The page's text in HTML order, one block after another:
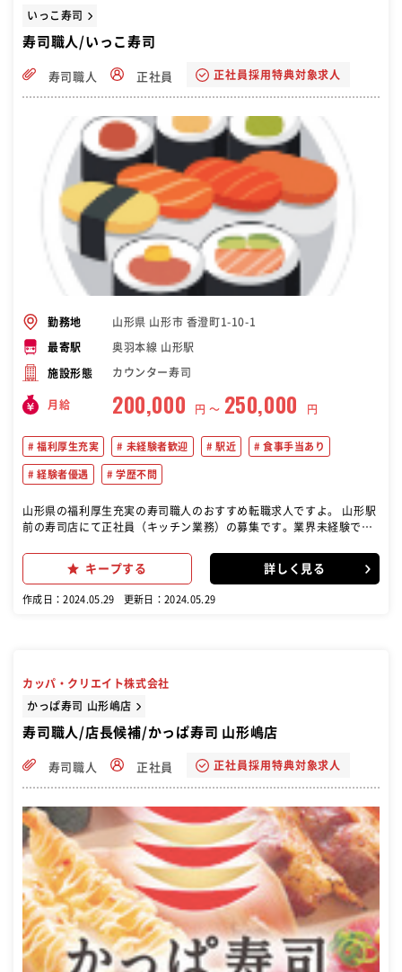
いっこ寿司
寿司職人/いっこ寿司
寿司職人 正社員 正社員採用特典対象求人
勤務地 山形県 山形市 香澄町1-10-1
最寄駅 奥羽本線 山形駅
施設形態 カウンター寿司
月給 200,000 円 〜 250,000 円
福利厚生充実 未経験者歓迎 駅近 食事手当あり
経験者優遇 学歴不問
山形県の福利厚生充実の寿司職人のおすすめ転職求人ですよ。 山形駅
前の寿司店にて正社員（キッチン業務）の募集です。業界未経験でも
い方など志向は問いません！ ・調理場業務 ・仕込み ・簡単な調理 ・
盛り付け ・調理補助 ・片づけ
キープする 詳しく見る
作成日：2024.05.29 更新日：2024.05.29
カッパ・クリエイト株式会社
かっぱ寿司 山形嶋店
寿司職人/店長候補/かっぱ寿司 山形嶋店
寿司職人 正社員 正社員採用特典対象求人